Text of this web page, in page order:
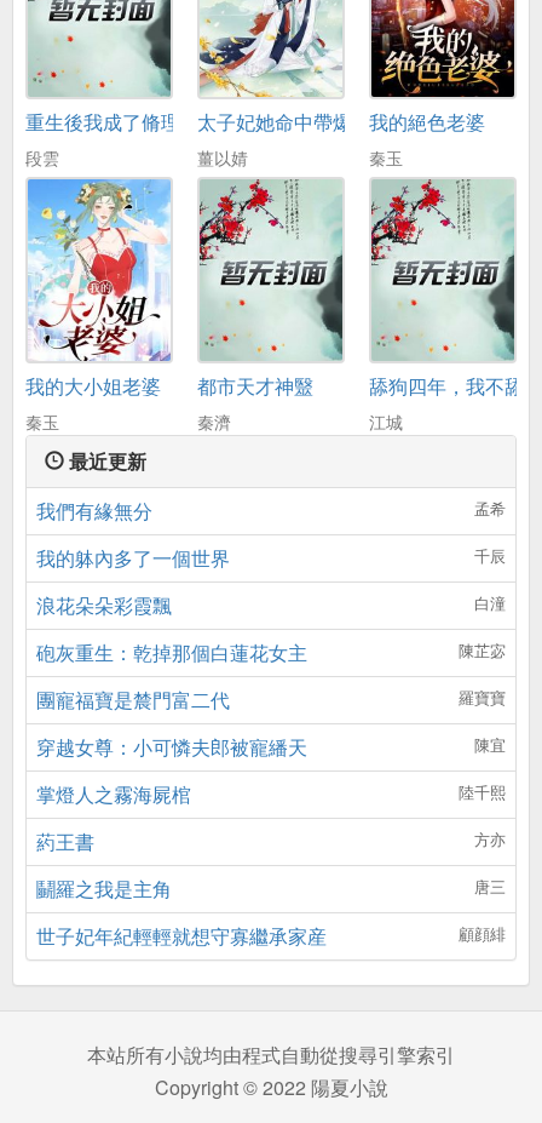
重生後我成了脩理工
段雲
太子妃她命中帶爆
薑以婧
我的絕色老婆
秦玉
我的大小姐老婆
秦玉
都市天才神毉
秦濟
舔狗四年，我不舔
江城
最近更新
我們有緣無分
孟希
我的躰內多了一個世界 千辰
浪花朵朵彩霞飄 白潼
砲灰重生：乾掉那個白蓮花女主 陳芷宓
團寵福寶是辳門富二代 羅寶寶
穿越女尊：小可憐夫郎被寵繙天 陳宜
掌燈人之霧海屍棺 陸千熙
葯王書 方亦
鬭羅之我是主角 唐三
世子妃年紀輕輕就想守寡繼承家産 顧顔緋
本站所有小說均由程式自動從搜尋引擎索引
Copyright © 2022 陽夏小說